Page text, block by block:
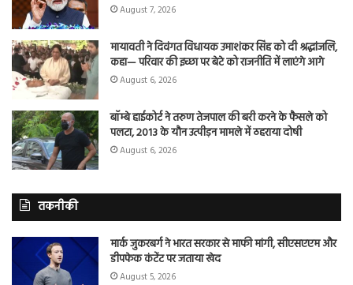
August 7, 2026
मायावती ने दिवंगत विधायक उमाशंकर सिंह को दी श्रद्धांजलि,
कहा— परिवार की इच्छा पर बेटे को राजनीति में लाएंगे आगे
August 6, 2026
बॉम्बे हाईकोर्ट ने तरुण तेजपाल की बरी करने के फैसले को
पलटा, 2013 के यौन उत्पीड़न मामले में ठहराया दोषी
August 6, 2026
तकनीकी
मार्क जुकरबर्ग ने भारत सरकार से माफी मांगी, सीएसएएम और
डीपफेक कंटेंट पर जताया खेद
August 5, 2026